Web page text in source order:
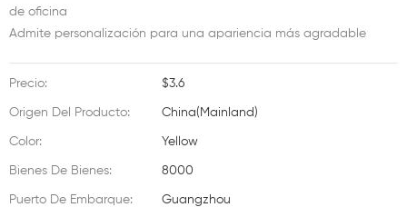
de oficina
Admite personalización para una apariencia más agradable
Precio: $3.6
Origen Del Producto: China(Mainland)
Color: Yellow
Bienes De Bienes: 8000
Puerto De Embarque: Guangzhou